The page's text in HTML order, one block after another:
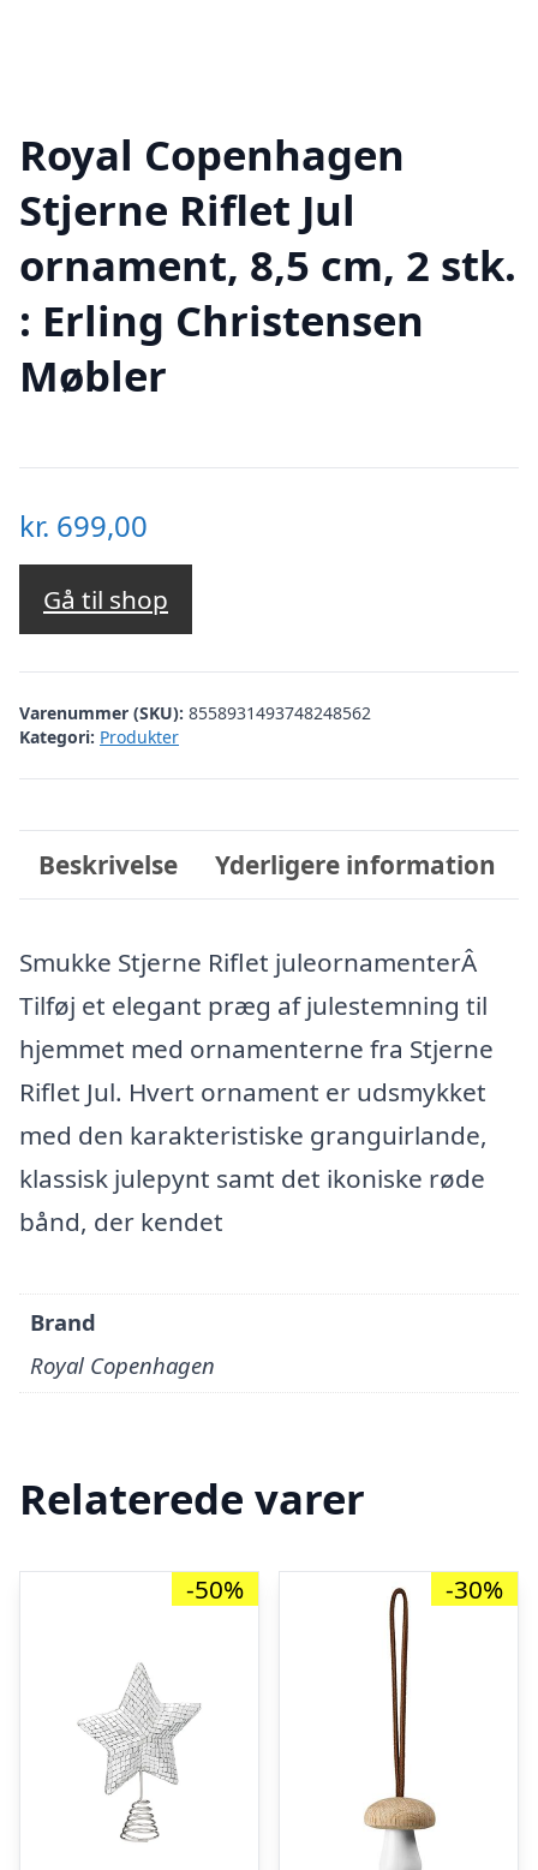
Royal Copenhagen
Stjerne Riflet Jul
ornament, 8,5 cm, 2 stk.
: Erling Christensen
Møbler
kr. 699,00
Gå til shop
Varenummer (SKU): 8558931493748248562
Kategori: Produkter
Beskrivelse Yderligere information
Smukke Stjerne Riflet juleornamenterÂ
Tilføj et elegant præg af julestemning til
hjemmet med ornamenterne fra Stjerne
Riflet Jul. Hvert ornament er udsmykket
med den karakteristiske granguirlande,
klassisk julepynt samt det ikoniske røde
bånd, der kendet
Brand
Royal Copenhagen
Relaterede varer
-50% -30%